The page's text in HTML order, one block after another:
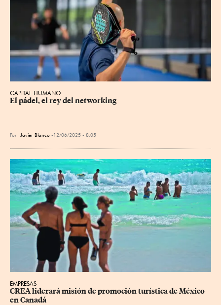
CAPITAL HUMANO
El pádel, el rey del networking
Por Javier Blanco 12/06/2025 - 8:05
EMPRESAS
CREA liderará misión de promoción turística de México
en Canadá